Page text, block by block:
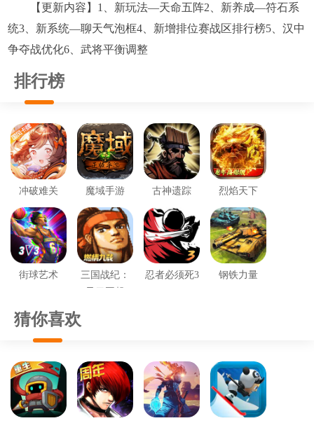
【更新内容】1、新玩法—天命五阵2、新养成—符石系
统3、新系统—聊天气泡框4、新增排位赛战区排行榜5、汉中
争夺战优化6、武将平衡调整
排行榜
冲破难关 魔域手游 古神遗踪 烈焰天下
街球艺术
三国战纪：
风云再起
忍者必须死3 钢铁力量
猜你喜欢